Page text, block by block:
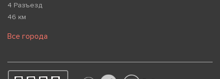
4 Разъезд
46 км
Все города